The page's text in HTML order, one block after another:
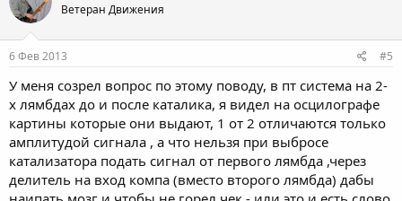
Ветеран Движения
6 Фев 2013 #5
У меня созрел вопрос по этому поводу, в пт система на 2-
х лямбдах до и после каталика, я видел на осцилографе
картины которые они выдают, 1 от 2 отличаются только
амплитудой сигнала , а что нельзя при выбросе
катализатора подать сигнал от первого лямбда ,через
делитель на вход компа (вместо второго лямбда) дабы